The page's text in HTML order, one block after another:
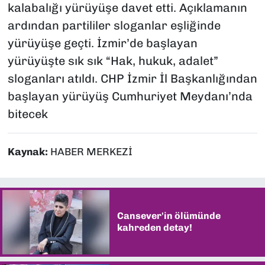
kalabalığı yürüyüşe davet etti. Açıklamanın
ardından partililer sloganlar eşliğinde
yürüyüşe geçti. İzmir’de başlayan
yürüyüşte sık sık “Hak, hukuk, adalet”
sloganları atıldı. CHP İzmir İl Başkanlığından
başlayan yürüyüş Cumhuriyet Meydanı’nda
bitecek
Kaynak: HABER MERKEZİ
Cansever'in ölümünde
kahreden detay!